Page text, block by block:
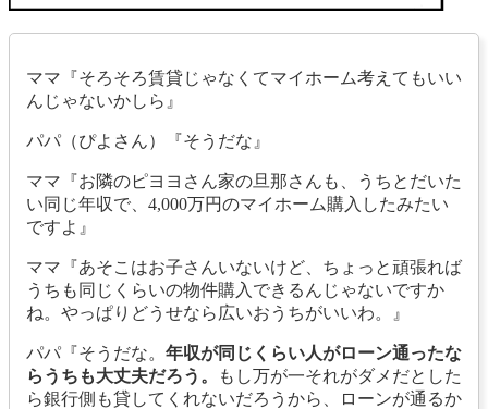
ママ『そろそろ賃貸じゃなくてマイホーム考えてもいい
んじゃないかしら』
パパ（ぴよさん）『そうだな』
ママ『お隣のピヨヨさん家の旦那さんも、うちとだいた
い同じ年収で、4,000万円のマイホーム購入したみたい
ですよ』
ママ『あそこはお子さんいないけど、ちょっと頑張れば
うちも同じくらいの物件購入できるんじゃないですか
ね。やっぱりどうせなら広いおうちがいいわ。』
パパ『そうだな。 年収が同じくらい人がローン通ったな
らうちも大丈夫だろう。
もし万が一それがダメだとした
ら銀行側も貸してくれないだろうから、ローンが通るか